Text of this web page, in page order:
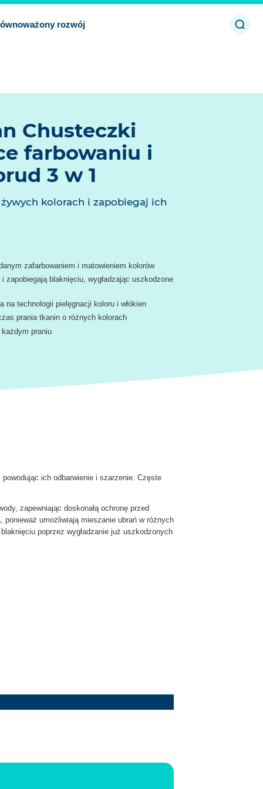
rozwój
Chusteczki
farbowaniu i
3 w 1
kolorach i zapobiegaj ich
zafarbowaniem i matowieniem kolorów
zapobiegają blaknięciu, wygładzając uszkodzone
na technologii pielęgnacji koloru i włókien
prania tkanin o różnych kolorach
każdym praniu
ich odbarwienie i szarzenie. Częste
zapewniając doskonałą ochronę przed
umożliwiają mieszanie ubrań w różnych
poprzez wygładzanie już uszkodzonych